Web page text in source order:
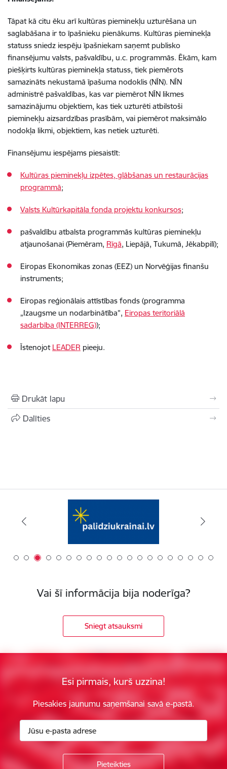
Tāpat kā citu ēku arī kultūras pieminekļu uzturēšana un
saglabāšana ir to īpašnieku pienākums. Kultūras pieminekļa
statuss sniedz iespēju īpašniekam saņemt publisko
finansējumu valsts, pašvaldību, u.c. programmās. Ēkām, kam
piešķirts kultūras pieminekļa statuss, tiek piemērots
samazināts nekustamā īpašuma nodoklis (NĪN). NĪN
administrē pašvaldības, kas var piemērot NĪN likmes
samazinājumu objektiem, kas tiek uzturēti atbilstoši
pieminekļu aizsardzības prasībām, vai piemērot maksimālo
nodokļa likmi, objektiem, kas netiek uzturēti.
Finansējumu iespējams piesaistīt:
Kultūras pieminekļu izpētes, glābšanas un restaurācijas
programmā;
Valsts Kultūrkapitāla fonda projektu konkursos;
pašvaldību atbalsta programmās kultūras pieminekļu
atjaunošanai (Piemēram, Rīgā, Liepājā, Tukumā, Jēkabpilī);
Eiropas Ekonomikas zonas (EEZ) un Norvēģijas finanšu
instruments;
Eiropas reģionālais attīstības fonds (programma
„Izaugsme un nodarbinātība”, Eiropas teritoriālā
sadarbība (INTERREG));
Īstenojot LEADER pieeju.
Drukāt lapu
Dalīties
Vai šī informācija bija noderīga?
Sniegt atsauksmi
Esi pirmais, kurš uzzina!
Piesakies jaunumu saņemšanai savā e-pastā.